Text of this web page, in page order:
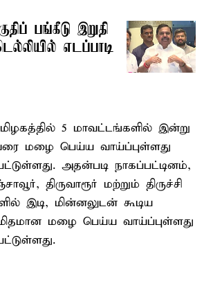
பங்கீடு இறுதி
எடப்பாடி
5 மாவட்டங்களில் இன்று
மழை பெய்ய வாய்ப்புள்ளது
அதன்படி நாகப்பட்டினம்,
திருவாரூர் மற்றும் திருச்சி
இடி, மின்னலுடன் கூடிய
மழை பெய்ய வாய்ப்புள்ளது